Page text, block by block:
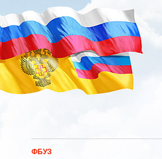
Перейти к основному содержанию
ФБУЗ